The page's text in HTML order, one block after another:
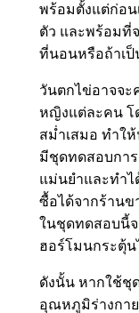
พร้อมตั้งแต่ก่อน
ตัว และพร้อมที่
ที่นอนหรือถ้าเป็
วันตกไข่อาจจะ
หญิงแต่ละคน โ
สม่ำเสมอ ทำใ
มีชุดทดสอบกา
แม่นยำและทำไ
ซื้อได้จากร้านข
ในชุดทดสอบนี้จ
ฮอร์โมนกระตุ้น
ดังนั้น หากใช้ชุ
อุณหภูมิร่างกาย